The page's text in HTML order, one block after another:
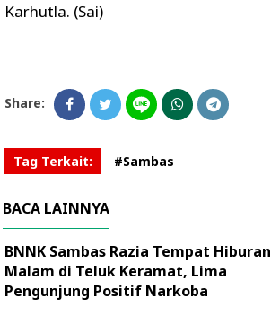
Karhutla. (Sai)
Share:
Tag Terkait: #Sambas
BACA LAINNYA
BNNK Sambas Razia Tempat Hiburan
Malam di Teluk Keramat, Lima
Pengunjung Positif Narkoba